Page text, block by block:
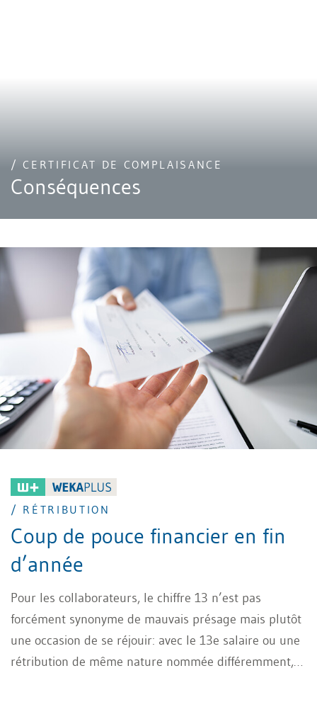
/ CERTIFICAT DE COMPLAISANCE
Conséquences
/ RÉTRIBUTION
Coup de pouce financier en fin
d’année
Pour les collaborateurs, le chiffre 13 n’est pas
forcément synonyme de mauvais présage mais plutôt
une occasion de se réjouir: avec le 13e salaire ou une
rétribution de même nature nommée différemment,